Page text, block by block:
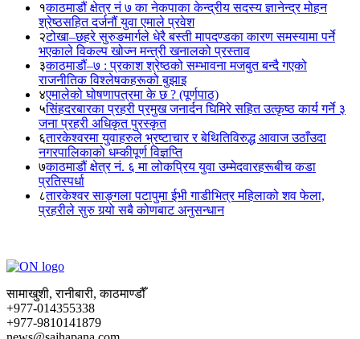
१काठमाडौं क्षेत्र नं ७ का नेकपाका केन्द्रीय सदस्य ज्ञानेन्द्र मोहन
श्रेष्ठसहित दर्जनौं युवा एमाले प्रवेश
२टोखा–छहरे सुरुङमार्गले धेरै बस्ती मापदण्डका कारण समस्यामा पर्ने
भएकाले विकल्प खोज्न मन्त्री खनालको प्रस्ताव
३काठमाडौं–७ : प्रकाश श्रेष्ठको सम्भावना मजबुत बन्दै गएको
राजनीतिक विश्लेषकहरूको बुझाइ
४एमालेको घोषणापत्रमा के छ ? (पूर्णपाठ)
५सिंहदरबारका प्रहरी प्रमुख जनार्दन घिमिरे सहित उत्कृष्ठ कार्य गर्ने ३
जना प्रहरी अधिकृत पुरस्कृत
६तारकेश्वरमा युवाहरुले भ्रष्टाचार र बेथितिविरुद्ध आवाज उठाँउदा
नगरपालिकाको धम्कीपूर्ण विज्ञप्ति
७काठमाडौं क्षेत्र नं. ६ मा लोकप्रिय युवा उम्मेदवारहरूबीच कडा
प्रतिस्पर्धा
८तारकेश्वर साङ्गला पटापुमा ईभी गाडीभित्र महिलाको शव फेला,
प्रहरीले सुरु गर्‍यो सबै कोणबाट अनुसन्धान
सामाखुशी, रानीबारी, काठमाण्डौँ
+977-014355338
+977-9810141879